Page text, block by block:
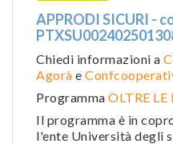
APPRODI SICURI -
Chiedi informazioni a
Agorà e
Programma OLTRE LE
Il programma è in
l'ente Università degli